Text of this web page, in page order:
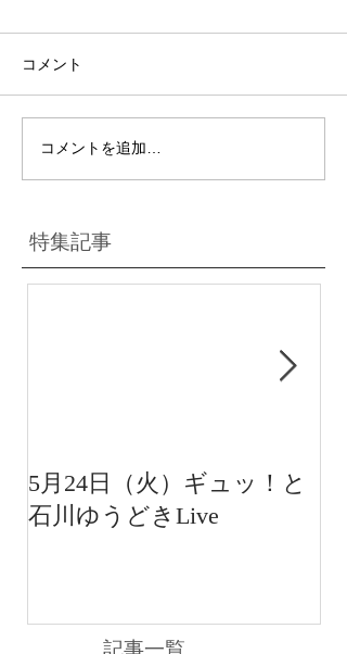
コメント
コメントを追加…
特集記事
5月24日（火）ギュッ！と
石川ゆうどきLive
記事一覧